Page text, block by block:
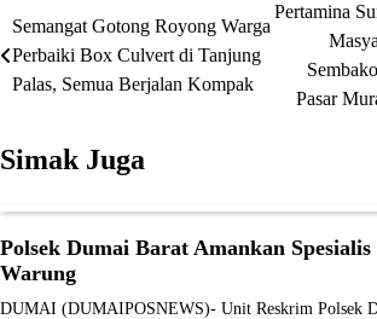
Navigasi
pos
Semangat Gotong Royong Warga
Perbaiki Box Culvert di Tanjung
Palas, Semua Berjalan Kompak
Pertamina
Pasar
Simak Juga
Polsek Dumai Barat Amankan
Warung
DUMAI (DUMAIPOSNEWS)- Unit Reskrim Polsek